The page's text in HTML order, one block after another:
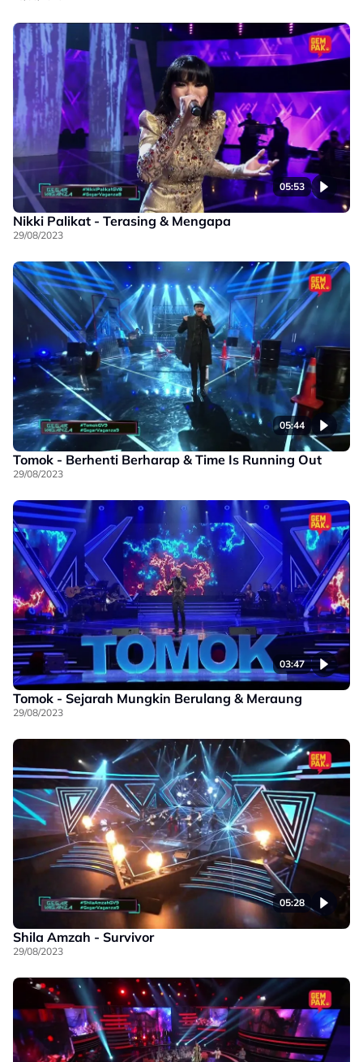
05:53
Nikki Palikat - Terasing & Mengapa
29/08/2023
05:44
Tomok - Berhenti Berharap & Time Is Running Out
29/08/2023
03:47
Tomok - Sejarah Mungkin Berulang & Meraung
29/08/2023
05:28
Shila Amzah - Survivor
29/08/2023